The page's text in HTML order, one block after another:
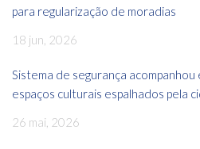
para regularização de moradias
18 jun, 2026
Sistema de segurança acompanhou
espaços culturais espalhados pela
26 mai, 2026